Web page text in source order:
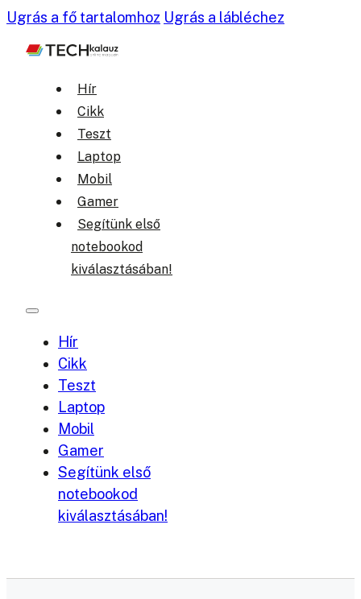
Ugrás a fő tartalomhoz Ugrás a lábléchez
Hír
Cikk
Teszt
Laptop
Mobil
Gamer
Segítünk első
notebookod
kiválasztásában!
Hír
Cikk
Teszt
Laptop
Mobil
Gamer
Segítünk első
notebookod
kiválasztásában!